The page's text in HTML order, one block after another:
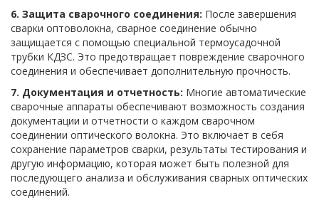
6. Защита сварочного соединения: После завершения
сварки оптоволокна, сварное соединение обычно
защищается с помощью специальной термоусадочной
трубки КДЗС. Это предотвращает повреждение сварочного
соединения и обеспечивает дополнительную прочность.
7. Документация и отчетность: Многие автоматические
сварочные аппараты обеспечивают возможность создания
документации и отчетности о каждом сварочном
соединении оптического волокна. Это включает в себя
сохранение параметров сварки, результаты тестирования и
другую информацию, которая может быть полезной для
последующего анализа и обслуживания сварных оптических
соединений.